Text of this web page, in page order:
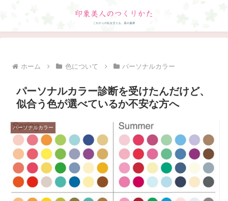
ホーム 色について パーソナルカラー
パーソナルカラー診断を受けたんだけど、
似合う色が選べているか不安な方へ
パーソナルカラー